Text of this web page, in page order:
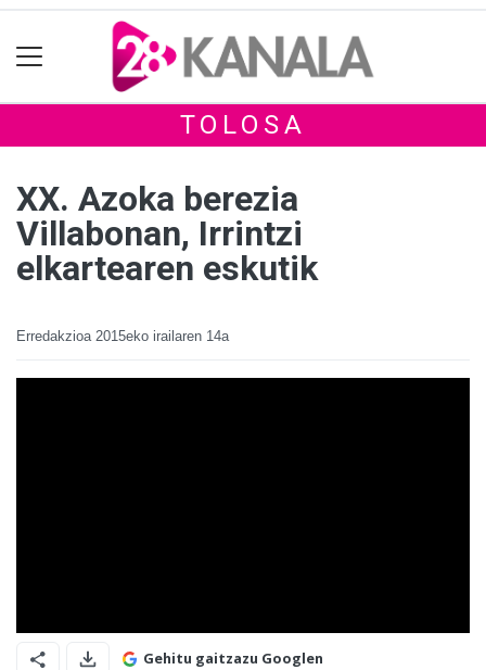
TOLOSA
XX. Azoka berezia
Villabonan, Irrintzi
elkartearen eskutik
Erredakzioa 2015eko irailaren 14a
Gehitu gaitzazu Googlen